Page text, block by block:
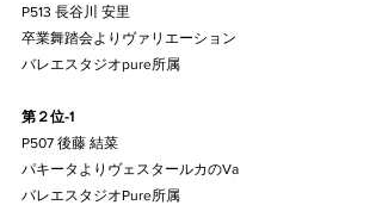
P513 長谷川 安里
卒業舞踏会よりヴァリエーション
バレエスタジオpure所属
第２位-1
P507 後藤 結菜
パキータよりヴェスタールカのVa
バレエスタジオPure所属